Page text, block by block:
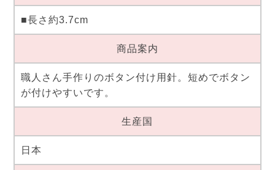
■長さ約3.7cm
商品案内
職人さん手作りのボタン付け用針。短めでボタン
が付けやすいです。
生産国
日本